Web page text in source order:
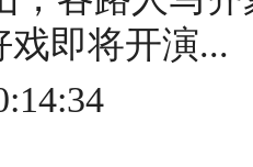
即将开演...